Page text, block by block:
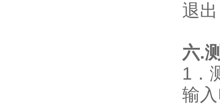
退
六.
1．
输